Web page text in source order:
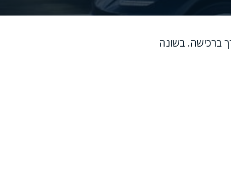
ברכישה. בשונה